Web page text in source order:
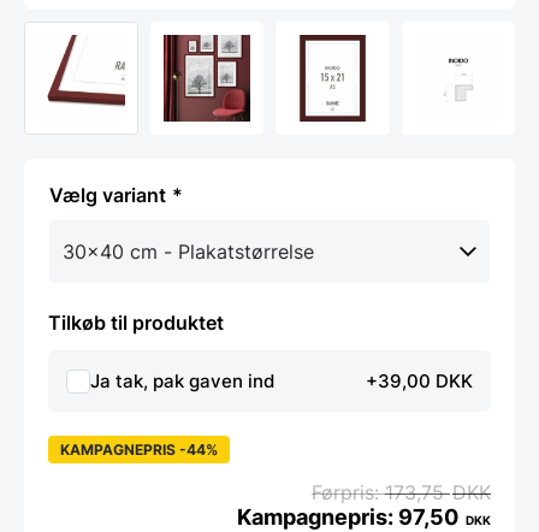
variant
Tilkøb til produktet
Ja tak, pak gaven ind +39,00 DKK
KAMPAGNEPRIS -44%
173,75DKK
97,50 DKK